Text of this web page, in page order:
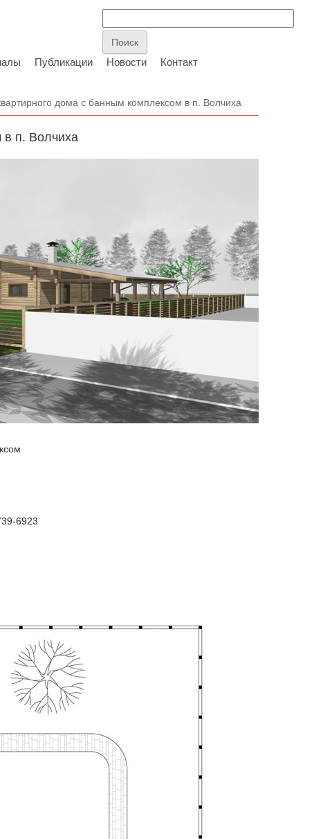
Публикации Новости Контакт
дома с банным комплексом в п. Волчиха
в п. Волчиха
6923